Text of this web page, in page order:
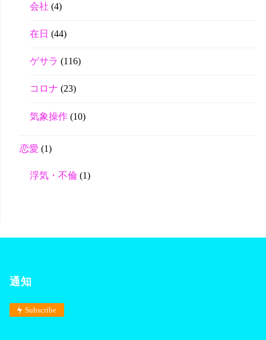
会社 (4)
在日 (44)
ゲサラ (116)
コロナ (23)
気象操作(10)
恋愛 (1)
浮気・不倫 (1)
通知
Subscribe